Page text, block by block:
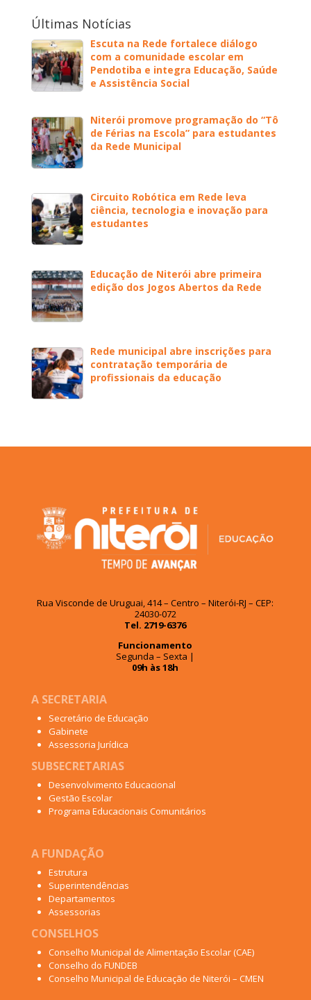
Últimas Notícias
Escuta na Rede fortalece diálogo
com a comunidade escolar em
Pendotiba e integra Educação, Saúde
e Assistência Social
Niterói promove programação do “Tô
de Férias na Escola” para estudantes
da Rede Municipal
Circuito Robótica em Rede leva
ciência, tecnologia e inovação para
estudantes
Educação de Niterói abre primeira
edição dos Jogos Abertos da Rede
Rede municipal abre inscrições para
contratação temporária de
profissionais da educação
Rua Visconde de Uruguai, 414 – Centro – Niterói-RJ – CEP:
24030-072
Tel. 2719-6376
Funcionamento
Segunda – Sexta |
09h às 18h
A SECRETARIA
Secretário de Educação
Gabinete
Assessoria Jurídica
SUBSECRETARIAS
Desenvolvimento Educacional
Gestão Escolar
Programa Educacionais Comunitários
A FUNDAÇÃO
Estrutura
Superintendências
Departamentos
Assessorias
CONSELHOS
Conselho Municipal de Alimentação Escolar (CAE)
Conselho do FUNDEB
Conselho Municipal de Educação de Niterói – CMEN